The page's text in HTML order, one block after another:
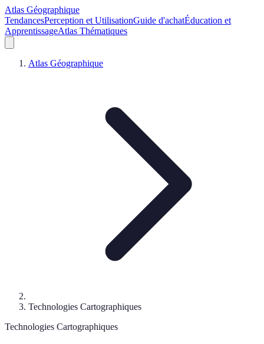
Atlas Géographique
TendancesPerception et UtilisationGuide d'achatÉducation et
ApprentissageAtlas Thématiques
Atlas Géographique
Technologies Cartographiques
Technologies Cartographiques